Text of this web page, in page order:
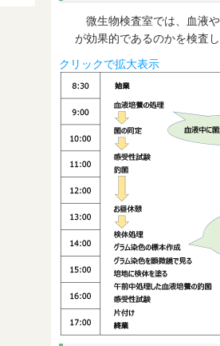
微生物検査室では、血液
が効果的であるのかを検査し
クリックで拡大表示